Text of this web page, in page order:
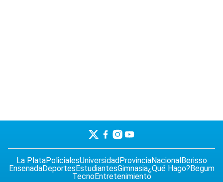
La PlataPolicialesUniversidadProvinciaNacionalBerisso
EnsenadaDeportesEstudiantesGimnasia¿Qué Hago?Begum
TecnoEntretenimiento